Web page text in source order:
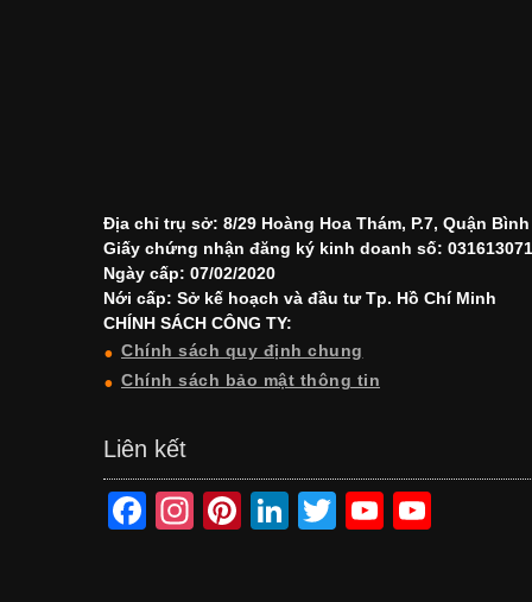
Địa chỉ trụ sở: 8/29 Hoàng Hoa Thám, P.7, Quận Bình
Giấy chứng nhận đăng ký kinh doanh số:
Ngày cấp: 07/02/2020
Nới cấp: Sở kế hoạch và đầu tư Tp. Hồ Chí Minh
CHÍNH SÁCH CÔNG TY:
Chính sách quy định chung
Chính sách bảo mật thông tin
Liên kết
F
In
Pi
Li
T
Y